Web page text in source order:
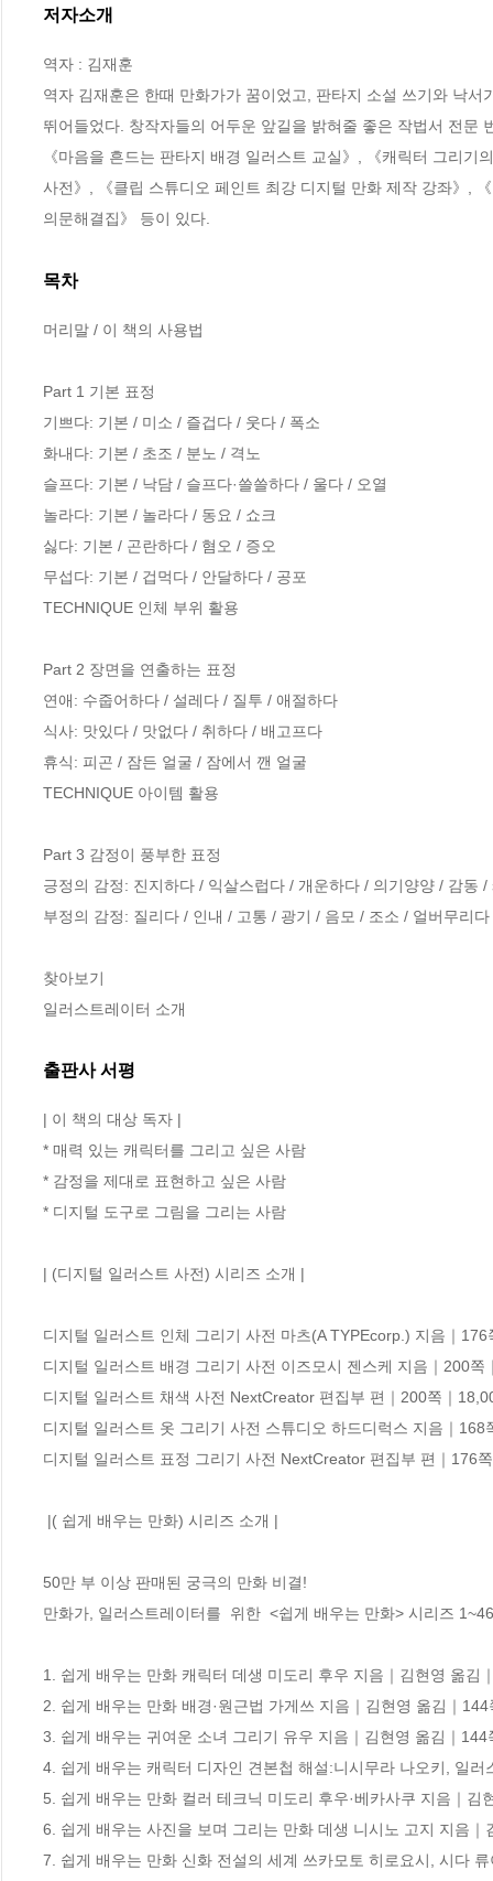
저자소개
역자 : 김재훈
역자 김재훈은 한때 만화가가 꿈이었고, 판타지 소설 쓰기와 낙
뛰어들었다. 창작자들의 어두운 앞길을 밝혀줄 좋은 작법서 전문
《마음을 흔드는 판타지 배경 일러스트 교실》, 《캐릭터 그리
사전》, 《클립 스튜디오 페인트 최강 디지털 만화 제작 강좌》,
의문해결집》 등이 있다.
목차
머리말 / 이 책의 사용법
Part 1 기본 표정
기쁘다: 기본 / 미소 / 즐겁다 / 웃다 / 폭소
화내다: 기본 / 초조 / 분노 / 격노
슬프다: 기본 / 낙담 / 슬프다·쓸쓸하다 / 울다 / 오열
놀라다: 기본 / 놀라다 / 동요 / 쇼크
싫다: 기본 / 곤란하다 / 혐오 / 증오
무섭다: 기본 / 겁먹다 / 안달하다 / 공포
TECHNIQUE 인체 부위 활용
Part 2 장면을 연출하는 표정
연애: 수줍어하다 / 설레다 / 질투 / 애절하다
식사: 맛있다 / 맛없다 / 취하다 / 배고프다
휴식: 피곤 / 잠든 얼굴 / 잠에서 깬 얼굴
TECHNIQUE 아이템 활용
Part 3 감정이 풍부한 표정
긍정의 감정: 진지하다 / 익살스럽다 / 개운하다 / 의기양양 / 감동 /
부정의 감정: 질리다 / 인내 / 고통 / 광기 / 음모 / 조소 / 얼버무리다
찾아보기
일러스트레이터 소개
출판사 서평
| 이 책의 대상 독자 |
* 매력 있는 캐릭터를 그리고 싶은 사람
* 감정을 제대로 표현하고 싶은 사람
* 디지털 도구로 그림을 그리는 사람
| (디지털 일러스트 사전) 시리즈 소개 |
디지털 일러스트 인체 그리기 사전 마츠(A TYPEcorp.) 지음｜
디지털 일러스트 배경 그리기 사전 이즈모시 젠스케 지음｜200쪽
디지털 일러스트 채색 사전 NextCreator 편집부 편｜200쪽｜
디지털 일러스트 옷 그리기 사전 스튜디오 하드디럭스 지음｜168
디지털 일러스트 표정 그리기 사전 NextCreator 편집부 편｜176
50만 부 이상 판매된 궁극의 만화 비결!
만화가, 일러스트레이터를  위한  <쉽게 배우는 만화> 시리즈
1. 쉽게 배우는 만화 캐릭터 데생 미도리 후우 지음｜김현영 옮김
2. 쉽게 배우는 만화 배경·원근법 가게쓰 지음｜김현영 옮김｜
3. 쉽게 배우는 귀여운 소녀 그리기 유우 지음｜김현영 옮김｜144
4. 쉽게 배우는 캐릭터 디자인 견본첩 해설:니시무라 나오키, 일
5. 쉽게 배우는 만화 컬러 테크닉 미도리 후우·베카사쿠 지음｜김
6. 쉽게 배우는 사진을 보며 그리는 만화 데생 니시노 고지 지음
7. 쉽게 배우는 만화 신화 전설의 세계 쓰카모토 히로요시, 시다